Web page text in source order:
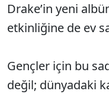
Drake’in yeni
etkinliğine de ev
Gençler için bu
değil; dünyadaki